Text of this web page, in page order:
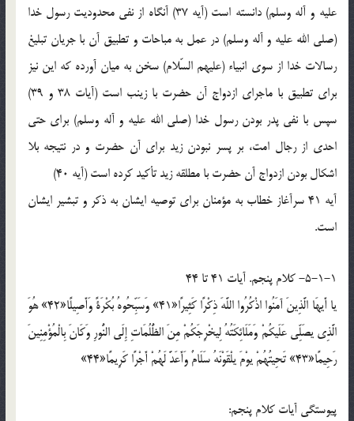
عليه و آله وسلم) دانسته است (آيه 37) آنگاه از نفي محدوديت رسول خدا
(صلي الله عليه و آله وسلم) در عمل به مباحات و تطبيق آن با جريان تبليغ
رسالات خدا از سوي انبياء (عليهم السّلام) سخن به ميان آورده که اين نيز
براي تطبيق با ماجراي ازدواج آن حضرت با زينب است (آيات 38 و 39)
سپس با نفي پدر بودن رسول خدا (صلي الله عليه و آله وسلم) براي حتي
احدي از رجال امت، بر پسر نبودن زيد براي آن حضرت و در نتيجه بلا
اشکال بودن ازدواج آن حضرت با مطلقه زيد تأکيد کرده است (آيه 40)
آيه 41 سرآغاز خطاب به مؤمنان براي توصيه ايشان به ذکر و تبشير ايشان
است.
5-1-1- کلام پنجم. آيات 41 تا 44
يا أَيهَا الَّذِينَ آمَنُوا اذْكُرُوا اللَّهَ ذِكْرًا كَثِيرًا«41» وَسَبِّحُوهُ بُكْرَةً وَأَصِيلًا«42» هُوَ
الَّذِي يصَلِّي عَلَيكُمْ وَمَلَائِكَتُهُ لِيخْرِجَكُمْ مِنَ الظُّلُمَاتِ إِلَى النُّورِ وَكَانَ بِالْمُؤْمِنِينَ
رَحِيمًا«43» تَحِيتُهُمْ يوْمَ يلْقَوْنَهُ سَلَامٌ وَأَعَدَّ لَهُمْ أَجْرًا كَرِيمًا«44»
پيوستگي آيات کلام پنجم: